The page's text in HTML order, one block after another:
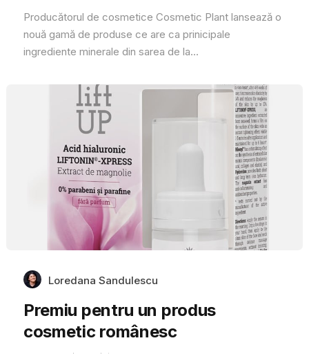
Producătorul de cosmetice Cosmetic Plant lansează o
nouă gamă de produse ce are ca prinicipale
ingrediente minerale din sarea de la...
Loredana Sandulescu
Premiu pentru un produs
cosmetic românesc